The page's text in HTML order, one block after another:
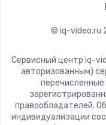
© iq-video.ru
Сервисный центр iq-
авторизованным)
перечисленные
правообладателей.
индивидуализации